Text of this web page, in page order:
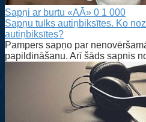
Sapņi ar burtu «AĀ» 0 1 000
Sapņu tulks autiņbiksītes. Ko
autiņbiksītes?
Pampers sapņo par
papildināšanu. Arī šāds sapnis